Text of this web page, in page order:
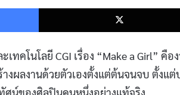
Facebook
คโนโลยี CGI เรื่อง “Make a Girl” คื
งผลงานด้วยตัวเองตั้งแต่ต้นจนจบ ตั้งแ